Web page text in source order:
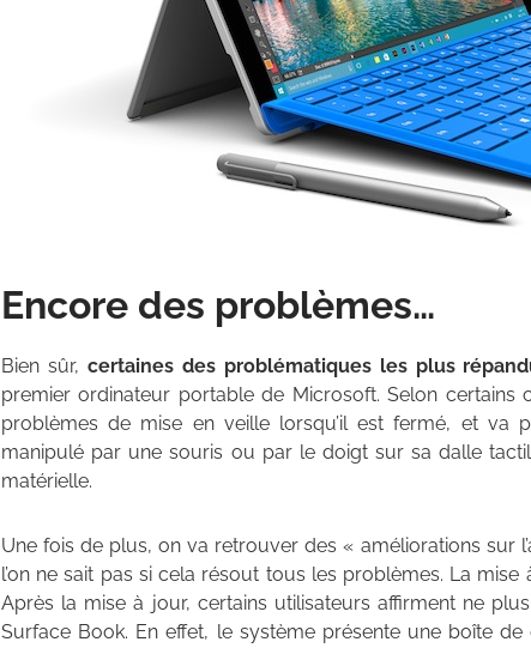
Encore des problèmes…
Bien sûr, certaines des problématiques les plus
premier ordinateur portable de Microsoft. Selon certains
problèmes de mise en veille lorsqu’il est fermé, et va
manipulé par une souris ou par le doigt sur sa dalle
matérielle.
Une fois de plus, on va retrouver des « améliorations sur
l’on ne sait pas si cela résout tous les problèmes. La
Après la mise à jour, certains utilisateurs affirment ne
Surface Book. En effet, le système présente une boîte